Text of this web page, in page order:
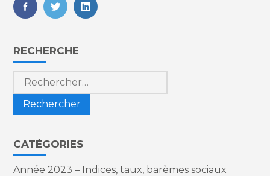
FaceBook
TwitterLinkedIn
Blog
sidebar
RECHERCHE
Rechercher :
CATÉGORIES
Année 2023 – Indices, taux, barèmes sociaux